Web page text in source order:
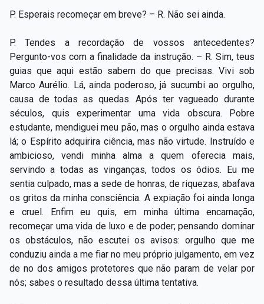
P. Esperais recomeçar em breve? – R. Não sei ainda.
P. Tendes a recordação de vossos antecedentes?
Pergunto-vos com a finalidade da instrução. – R. Sim, teus
guias que aqui estão sabem do que precisas. Vivi sob
Marco Aurélio. Lá, ainda poderoso, já sucumbi ao orgulho,
causa de todas as quedas. Após ter vagueado durante
séculos, quis experimentar uma vida obscura. Pobre
estudante, mendiguei meu pão, mas o orgulho ainda estava
lá; o Espírito adquirira ciência, mas não virtude. Instruído e
ambicioso, vendi minha alma a quem oferecia mais,
servindo a todas as vinganças, todos os ódios. Eu me
sentia culpado, mas a sede de honras, de riquezas, abafava
os gritos da minha consciência. A expiação foi ainda longa
e cruel. Enfim eu quis, em minha última encarnação,
recomeçar uma vida de luxo e de poder; pensando dominar
os obstáculos, não escutei os avisos: orgulho que me
conduziu ainda a me fiar no meu próprio julgamento, em vez
de no dos amigos protetores que não param de velar por
nós; sabes o resultado dessa última tentativa.